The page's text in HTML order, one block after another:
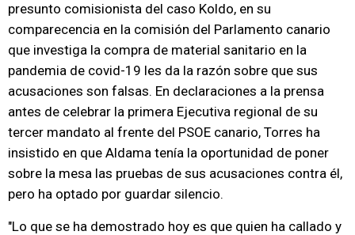
presunto comisionista del caso Koldo, en su
comparecencia en la comisión del Parlamento canario
que investiga la compra de material sanitario en la
pandemia de covid-19 les da la razón sobre que sus
acusaciones son falsas. En declaraciones a la prensa
antes de celebrar la primera Ejecutiva regional de su
tercer mandato al frente del PSOE canario, Torres ha
insistido en que Aldama tenía la oportunidad de poner
sobre la mesa las pruebas de sus acusaciones contra él,
pero ha optado por guardar silencio.
"Lo que se ha demostrado hoy es que quien ha callado y